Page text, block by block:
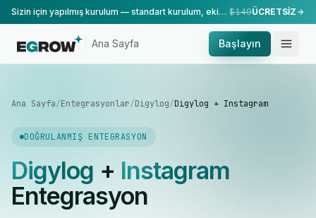
Sizin için yapılmış kurulum — standart kurulum, ekibimiz tarafından yapılır. $149ÜCRETSİZ
Ana Sayfa Başlayın
Ana Sayfa/Entegrasyonlar/Digylog/Digylog + Instagram
DOĞRULANMIŞ ENTEGRASYON
Digylog + Instagram
Entegrasyon